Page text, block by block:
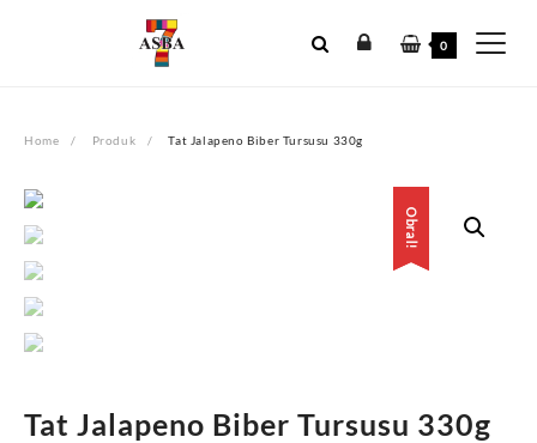
0
Obral!
Home Produk Tat Jalapeno Biber Tursusu 330g
Tat Jalapeno Biber Tursusu 330g
Obral!